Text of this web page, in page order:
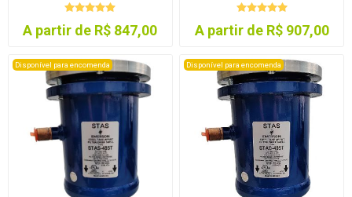
A partir de R$ 847,00 A partir de R$ 907,00
Disponível para encomenda Disponível para encomenda